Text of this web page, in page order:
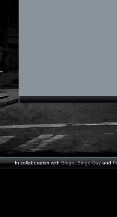
In collaboration withBingo,Bingo Dayand